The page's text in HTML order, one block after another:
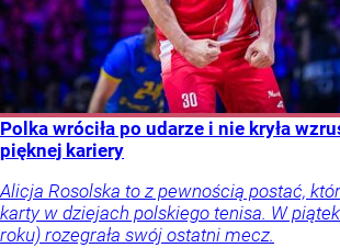
Polka wróciła po udarze i nie kryła
pięknej kariery
Alicja Rosolska to z pewnością postać,
karty w dziejach polskiego tenisa. W
roku) rozegrała swój ostatni mecz.